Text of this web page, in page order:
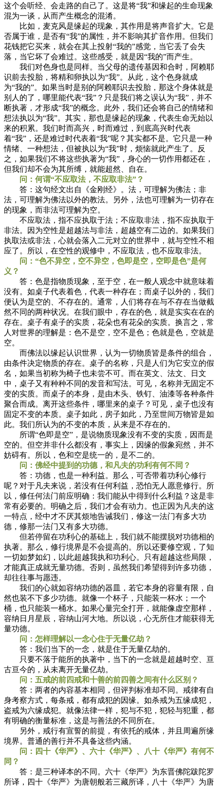
这个会听经、会走路的自己了。这是将“我”和缘起的生命现象
混为一谈，从而产生概念的混淆。
比如，麦克风是缘起的现象，其作用是将声音扩大。它是
否属于谁，是否有“我”的属性，并不影响其扩音作用。但我们
花钱把它买来，就会在其上投射“我的”感觉，当它丢了会失
落，当它坏了会难过。这些感受，就是因“我的”而产生。
我们对色身也是同样。当父母的遗传基因和合时，阿赖耶
识前去投胎，将精和卵执以为“我”。从此，这个色身就成
为“我的”。如果当时是别的阿赖耶识去投胎，那这个身体就是
别人的了，哪里能代表“我”？只是我们将之误认为“我”，并不
断执著，才形成“我”的概念。此外，我们还会将自己的情绪和
想法执以为“我”。其实，那也是缘起的现象，代表生命无始以
来的积累。我们时而高兴，时而难过，到底高兴时代表
着“我”，还是难过时代表着“我”呢？其实都不是。它只是一种
情绪、一种想法，但被执以为“我”时，烦恼就此产生了。反
之，如果我们不将这些执著为“我”，身心的一切作用都还在，
但我们却不会为其所缚，就能超然、自在。
问：何谓“不应取法，不应取非法”？
答：这句经文出自《金刚经》。法，可理解为佛法；非
法，可理解为佛法以外的教法。另外，法也可理解为一切存在
的现象，而非法可理解为空。
不应取法，指不应执取于法；不应取非法，指不应执取于
非法。因为空性是超越法与非法，超越空有二边的。如果我们
执取法或非法，心就会落入二元对立的世界中，就与空性不相
应了。所以，在空性的观修中，不应取法，也不应取非法。
问：“色不异空，空不异空，色即是空，空即是色”是何
义？
答：色是指物质现象，至于空，在一般人观念中就意味着
没有。如桌子代表着色，代表一种存在；而桌子以外的，我们
便认为是空的、不存在的。通常，人们将存在与不存在当做截
然不同的两种状况。在我们眼中，存在的色，就是实实在在的
存在。桌子有桌子的实质，花朵也有花朵的实质。换言之，常
人对世界的理解是：色不是空，空不是色；色就是色，空就是
空。
而佛法以缘起认识世界，认为一切物质皆是条件的组合，
由条件决定物质的存在。桌子的名称，只是人们为它安立的假
名，如果当初称为椅子也未尝不可。而在英文、法文、日文
中，桌子又有种种不同的发音和写法。可见，名称并无固定不
变的实质。而桌子的本身，是由木头、铁钉、油漆等各种条件
聚合而成。离开这些条件，哪里来的桌子？可见，桌子也没有
固定不变的本质。桌子如此，房子如此，乃至世间万物皆是如
此。我们所认为的不变的本质，从来是不存在的。
所谓“色即是空”，是说物质现象没有不变的实质，因而是
空的。但空并非什么都没有，事实上，因缘的假象宛然，并不
妨碍有。所以，色和空是统一的，是不二的。
问：佛经中提到的功德，和凡夫的功利有何不同？
答：功德，也是一种利益。那么，可否带着功利心修行
呢？对于凡夫来说，若没有任何利益，恐怕无人愿意修行。所
以，修任何法门前应明确：我们能从中得到什么利益？这是非
常有必要的。明确之后，我们才会有动力。也正因为凡夫的这
一特点，经中才不厌其烦地告诫我们，修这一法门有多大功
德，修那一法门又有多大功德。
但若停留在功利心的基础上，我们就不能摆脱对功德相的
执著。那么，修行境界是不会提高的。所以还要修空观，了知
一切如梦如幻，以此超越我执和功利心。只有超越这些局限，
才能真正成就无量功德。否则，虽然我们希望得到许多功德，
却往往事与愿违。
我们的心就如容纳功德的器皿，若它本身的容量有限，自
然也装不下多少功德。就像一个杯子，只能装一杯水；一个
桶，也只能装一桶水。如果心量完全打开，就能像虚空那样，
容纳日月星辰，容纳山河大地。所以说，心无所住才能获得无
量功德。
问：怎样理解以一念心住于无量亿劫？
答：我们当下的一念，就是住于无量亿劫的。
只要不落于能所的执著中，当下的一念就是超越时空、亘
古亘今的，从未离开无量亿劫。
问：五戒的前四戒和十善的前四善之间有什么区别？
答：两者的内容基本相同，但评判标准却不同。戒律有自
身考察方式，每条戒，都有成犯的因缘。如杀戒为五缘成犯，
盗戒为六缘成犯。就像法律一样，犯与不犯，犯轻与犯重，都
有明确的衡量标准，这是与善法的不同所在。
另外，戒行有宣誓的前提，有依托的戒体，并且周遍所缘
境界。普通的善行并不具备这些内涵。
问：四十《华严》、六十《华严》、八十《华严》有何不
同？
答：是三种译本的不同。六十《华严》为东晋佛陀跋陀罗
所译，四十《华严》为唐朝般若三藏所译，八十《华严》为唐